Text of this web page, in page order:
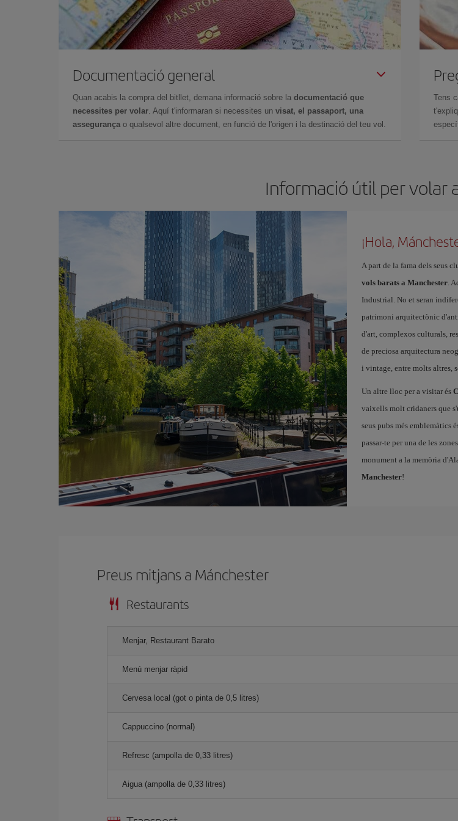
Documentació general
Quan acabis la compra del bitllet, demana informació sobre la documentació que
necessites per volar. Aquí t'informaran si necessites un visat, el passaport, una
assegurança o qualsevol altre document, en funció de l'origen i la destinació del teu vol.
Tens
Informació útil per volar
¡Hola,
A part de la fama dels seus
vols barats a Manchester.
Industrial. No et seran
patrimoni arquitectònic
d'art, complexos culturals,
de preciosa arquitectura
i vintage, entre molts altres,
Un altre lloc per a visitar és
vaixells molt cridaners que
seus pubs més emblemàtics
passar-te per una de les
monument a la memòria
Manchester!
Preus mitjans a Mánchester
Restaurants
Menjar, Restaurant Barato
Menú menjar ràpid
Cervesa local (got o pinta de 0,5 litres)
Cappuccino (normal)
Refresc (ampolla de 0,33 litres)
Aigua (ampolla de 0,33 litres)